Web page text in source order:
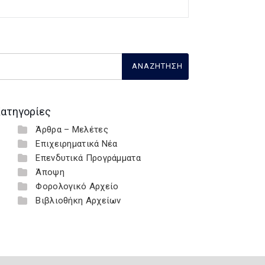
Άρθρα – Μελέτες
Επιχειρηματικά Νέα
Επενδυτικά Προγράμματα
Άποψη
Φορολογικό Αρχείο
Βιβλιοθήκη Αρχείων